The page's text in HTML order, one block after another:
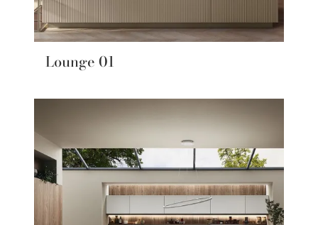
Lounge 01